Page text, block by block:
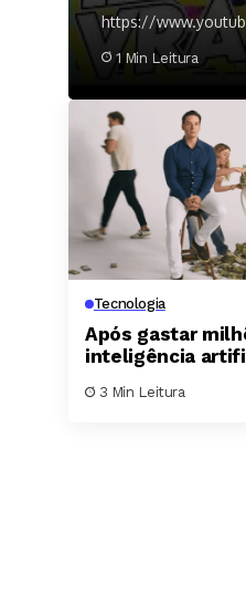
https://
1 Min Leitura
Tecnologia
Após gastar
inteligência
ferramenta para
3 Min Leitura